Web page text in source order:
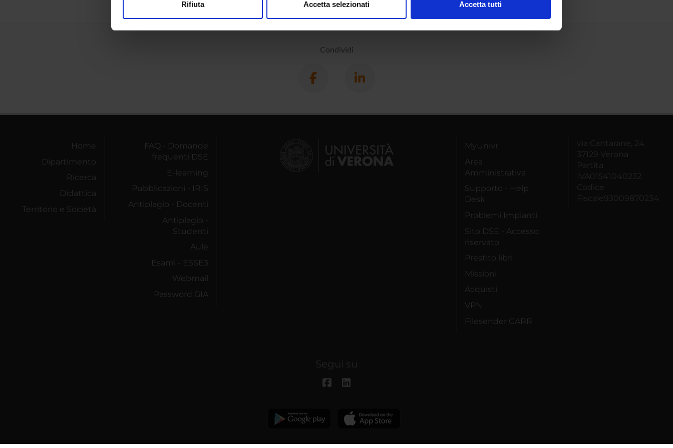
Rifiuta Accetta selezionati Accetta tutti
Condividi
Home
Dipartimento
Ricerca
Didattica
Territorio e Società
FAQ - Domande
frequenti DSE
E-learning
Pubblicazioni - IRIS
Antiplagio - Docenti
Antiplagio -
Studenti
Aule
Esami - ESSE3
Webmail
Password GIA
MyUnivr
Area
Amministrativa
Supporto - Help
Desk
Problemi Impianti
Sito DSE - Accesso
riservato
Prestito libri
Missioni
Acquisti
VPN
Filesender GARR
via Cantarane, 24
37129 Verona
Partita
IVA01541040232
Codice
Fiscale93009870234
Segui su